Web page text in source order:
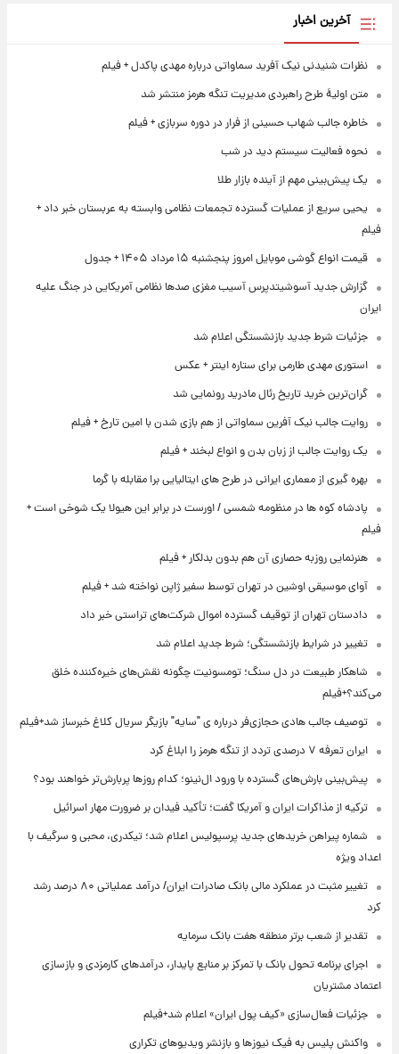
آخرین اخبار
نظرات شنیدنی نیک آفرید سماواتی درباره مهدی پاکدل + فیلم
متن اولیۀ طرح راهبردی مدیریت تنگه هرمز منتشر شد
خاطره جالب شهاب حسینی از فرار در دوره سربازی + فیلم
نحوه فعالیت سیستم دید در شب
یک پیش‌بینی مهم از آینده بازار طلا
یحیی سریع از عملیات گسترده تجمعات نظامی وابسته به عربستان خبر داد +
فیلم
قیمت انواع گوشی موبایل امروز پنجشنبه ۱۵ مرداد ۱۴۰۵ + جدول
گزارش جدید آسوشیتدپرس آسیب مغزی صدها نظامی آمریکایی در جنگ علیه
ایران
جزئیات شرط جدید بازنشستگی اعلام شد
استوری مهدی طارمی برای ستاره اینتر + عکس
گران‌ترین خرید تاریخ رئال مادرید رونمایی شد
روایت جالب نیک آفرین سماواتی از هم بازی شدن با امین تارخ + فیلم
یک روایت جالب از زبان بدن و انواع لبخند + فیلم
بهره گیری از معماری ایرانی در طرح های ایتالیایی برا مقابله با گرما
پادشاه کوه ها در منظومه شمسی / اورست در برابر این هیولا یک شوخی است +
فیلم
هنرنمایی روزبه حصاری آن هم بدون بدلکار + فیلم
آوای موسیقی اوشین در تهران توسط سفیر ژاپن نواخته شد + فیلم
دادستان تهران از توقیف گسترده اموال شرکت‌های تراستی خبر داد
تغییر در شرایط بازنشستگی؛ شرط جدید اعلام شد
شاهکار طبیعت در دل سنگ؛ تومسونیت چگونه نقش‌های خیره‌کننده خلق
می‌کند؟+فیلم
توصیف جالب هادی حجازی‌فر درباره ی "سایه" بازیگر سریال کلاغ خبرساز شد+فیلم
ایران تعرفه ۷ درصدی تردد از تنگه هرمز را ابلاغ کرد
پیش‌بینی بارش‌های گسترده با ورود ال‌نینو؛ کدام روزها پربارش‌تر خواهند بود؟
ترکیه از مذاکرات ایران و آمریکا گفت؛ تأکید فیدان بر ضرورت مهار اسرائیل
شماره پیراهن خریدهای جدید پرسپولیس اعلام شد؛ تیکدری، محبی و سرگیف با
اعداد ویژه
تغییر مثبت در عملکرد مالی بانک صادرات ایران/ درآمد عملیاتی ۸۰ درصد رشد
کرد
تقدیر از شعب برتر منطقه هفت بانک سرمایه
اجرای برنامه تحول بانک با تمرکز بر منابع پایدار، درآمدهای کارمزدی و بازسازی
اعتماد مشتریان
جزئیات فعال‌سازی «کیف پول ایران» اعلام شد+فیلم
واکنش پلیس به فیک نیوزها و بازنشر ویدیوهای تکراری